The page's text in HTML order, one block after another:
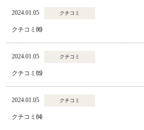
2024.01.05 クチコミ
クチコミ⒃
2024.01.05 クチコミ
クチコミ⒂
2024.01.05 クチコミ
クチコミ⒁